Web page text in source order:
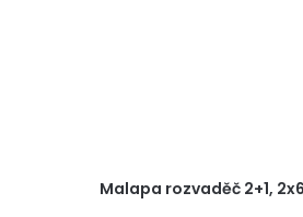
Malapa rozvaděč 2+1,